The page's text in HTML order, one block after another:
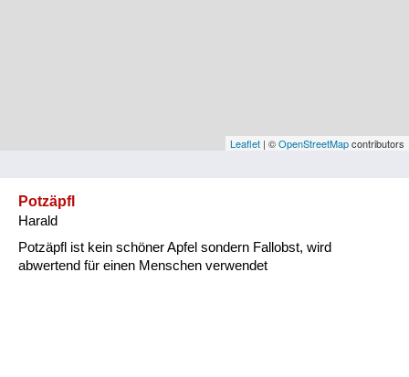
Vorarlberg
Natur und Landwirtschaft
Leaflet | ©OpenStreetMapcontributors
Potzäpfl
Harald
Potzäpfl ist kein schöner Apfel sondern Fallobst, wird
abwertend für einen Menschen verwendet